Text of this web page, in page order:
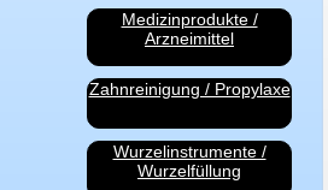
Medizinprodukte /
Arzneimittel
Zahnreinigung / Propylaxe
Wurzelinstrumente /
Wurzelfüllung